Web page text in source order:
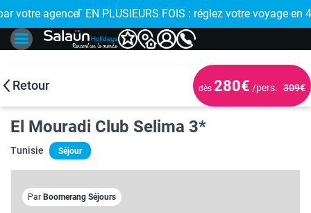
de proximité
EN PLUSIEURS FOIS : réglez votre voyage en 4x avec FLOA >
Retour dès 280€ /pers. 309€
El Mouradi Club Selima 3*
Tunisie Séjour
Par Boomerang Séjours